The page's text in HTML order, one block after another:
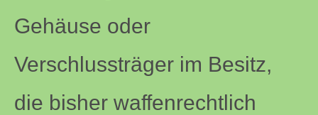
Gehäuse oder
Verschlussträger im Besitz,
die bisher waffenrechtlich